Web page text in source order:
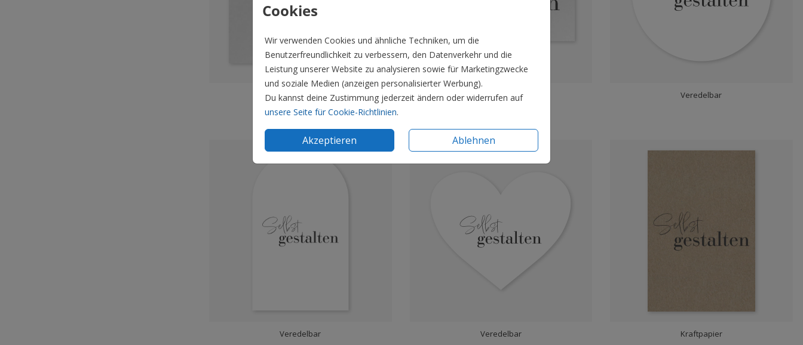
Cookies
Wir verwenden Cookies und ähnliche Techniken, um die
Benutzerfreundlichkeit zu verbessern, den Datenverkehr und die
Leistung unserer Website zu analysieren sowie für Marketingzwecke
und soziale Medien (anzeigen personalisierter Werbung).
Du kannst deine Zustimmung jederzeit ändern oder widerrufen auf
unsere Seite für Cookie-Richtlinien.
Akzeptieren Ablehnen
Transparentpapier Transparentpapier Veredelbar
Veredelbar Veredelbar Kraftpapier